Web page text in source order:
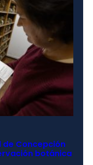
de Concepción
botánica